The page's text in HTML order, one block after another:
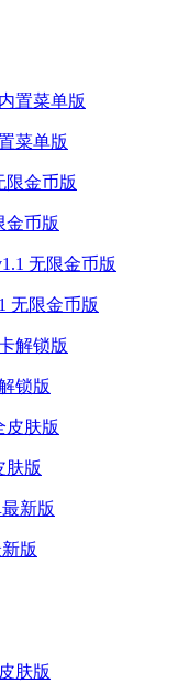
菜单版
金币版
无限金币版
锁版
肤版
版